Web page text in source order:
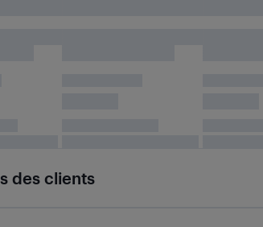
des clients